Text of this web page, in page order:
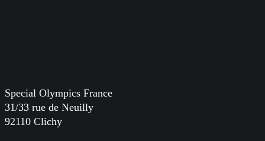
Special Olympics France
31/33 rue de Neuilly
92110 Clichy